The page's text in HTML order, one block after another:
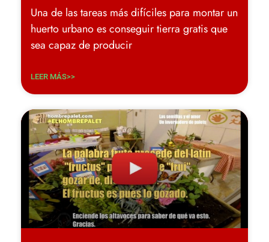
Una de las tareas más difíciles para montar un
huerto urbano es conseguir tierra gratis que
sea capaz de producir
LEER MÁS>>